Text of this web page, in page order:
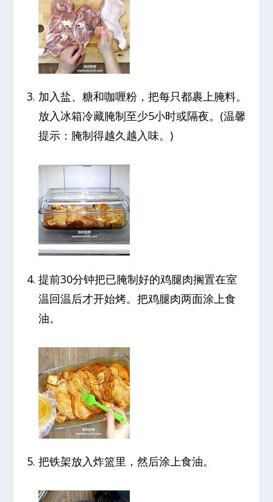
加入盐、糖和咖喱粉，把每只都裹上腌料。
放入冰箱冷藏腌制至少5小时或隔夜。(温馨
提示：腌制得越久越入味。)
提前30分钟把已腌制好的鸡腿肉搁置在室
温回温后才开始烤。把鸡腿肉两面涂上食
油。
把铁架放入炸篮里，然后涂上食油。